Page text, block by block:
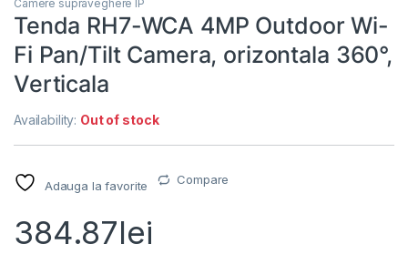
Camere supraveghere IP
Tenda RH7-WCA 4MP Outdoor Wi-
Fi Pan/Tilt Camera, orizontala 360°,
Verticala
Availability: Out of stock
Adauga la favorite Compare
384.87lei